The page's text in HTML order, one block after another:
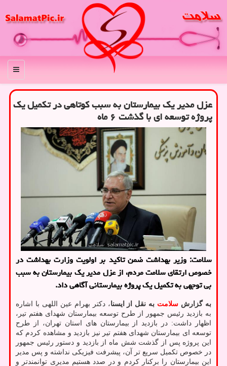
منو
عزل مدیر یک بیمارستان به سبب کوتاهی در تکمیل یک
پروژه توسعه ای با گذشت ۶ ماه
سلامت: وزیر بهداشت ضمن تاکید بر اولویت وزارت بهداشت در
خصوص ارتقای سلامت مردم، از عزل مدیر یک بیمارستان به سبب
بی توجهی به تکمیل یک پروژه بیمارستانی آگاهی داد.
به گزارش سلامت به نقل از ایسنا، دکتر بهرام عین اللهی با اشاره
به بازدید رئیس جمهور از طرح توسعه بیمارستان شهدای هفتم تیر،
اظهار داشت: در بازدید از بیمارستان های استان تهران، از طرح
توسعه ای بیمارستان شهدای هفتم تیر نیز بازدید و مشاهده کردم که
این پروژه پس از گذشت شش ماه از بازدید و دستور رئیس جمهور
در خصوص تکمیل سریع تر آن، پیشرفت فیزیکی نداشته و پس مدیر
این بیمارستان را برکنار کردم و در صدد هستیم مدیری توانمندتر و